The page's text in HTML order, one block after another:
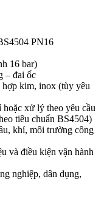
PN16
16 bar)
– đai ốc
hợp kim, inox (tùy yêu
xử lý theo yêu cầu
tiêu chuẩn BS4504)
khí, môi trường công
và điều kiện vận hành
nghiệp, dân dụng,